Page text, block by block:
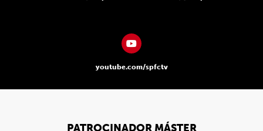
youtube.com/spfctv
PATROCINADOR MÁSTER